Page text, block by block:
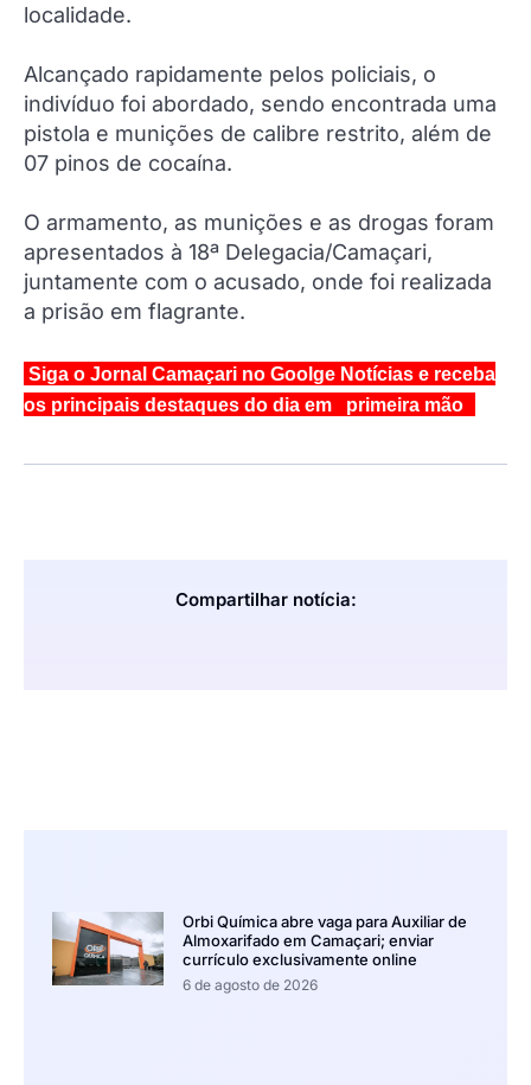
localidade.
Alcançado rapidamente pelos policiais, o
indivíduo foi abordado, sendo encontrada uma
pistola e munições de calibre restrito, além de
07 pinos de cocaína.
O armamento, as munições e as drogas foram
apresentados à 18ª Delegacia/Camaçari,
juntamente com o acusado, onde foi realizada
a prisão em flagrante.
Siga o Jornal Camaçari no Goolge Notícias e receba
os principais destaques do dia em primeira mão
Compartilhar notícia:
Orbi Química abre vaga para Auxiliar de
Almoxarifado em Camaçari; enviar
currículo exclusivamente online
6 de agosto de 2026